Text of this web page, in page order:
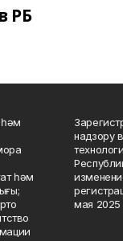
РБ
һәм
һәм
надзору
мая 2025